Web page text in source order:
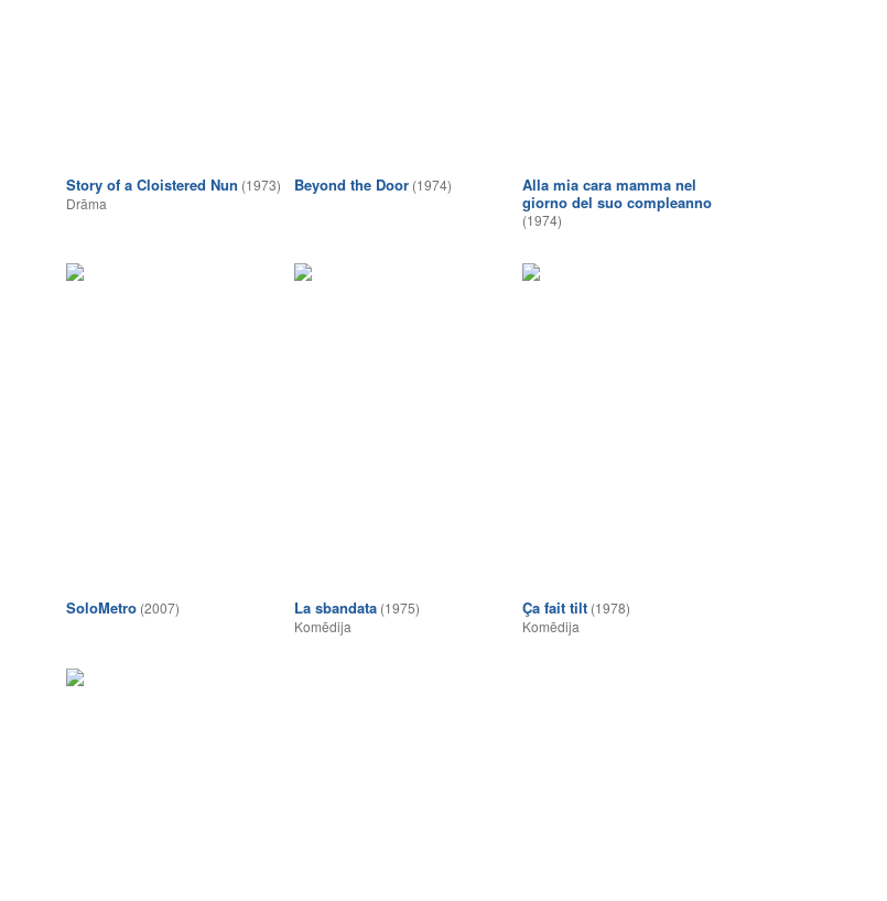
Story of a Cloistered Nun (1973)
Drāma
Beyond the Door (1974)
Alla mia cara mamma nel
giorno del suo compleanno
(1974)
SoloMetro (2007) La sbandata (1975)
Komēdija
Ça fait tilt (1978)
Komēdija